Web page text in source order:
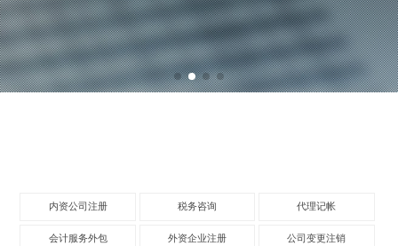
内资公司注册 税务咨询 代理记帐
会计服务外包 外资企业注册 公司变更注销